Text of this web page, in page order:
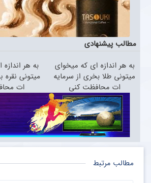
مطالب پیشنهادی
به هر اندازه ای که میخوای
میتونی طلا بخری از سرمایه
ات محافظت کنی
به هر
میتونی نقره
ات
مطالب مرتبط